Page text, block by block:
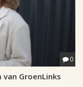
0
GroenLinks